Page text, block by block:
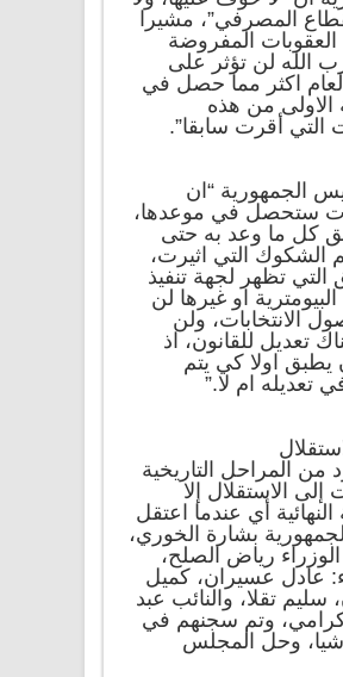
المصرفي”، مشيرا
العقوبات المفروضة
الله لن تؤثر على
اكثر مما حصل في
الاولى من هذه
التي أقرت سابقا”.
الجمهورية “ان
ستحصل في موعدها،
كل ما وعد به حتى
الشكوك التي اثيرت،
التي تظهر لجهة تنفيذ
البيومترية او غيرها لن
الانتخابات، ولن
تعديل للقانون، اذ
اولا كي يتم
تعديله ام لا.”
من المراحل التاريخية
إلى الاستقلال إلا
النهائية أي عندما اعتقل
بشارة الخوري،
رياض الصلح،
عادل عسيران، كميل
تقلا، والنائب عبد
كرامي، وتم سجنهم في
وحل المجلس